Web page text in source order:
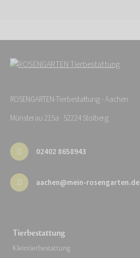
ROSENGARTEN-Tierbestattung - Aachen
Münsterau 215a · 52224 Stolberg
02402 8658943
aachen@mein-rosengarten.de
Tierbestattung
Kleintierbestattung